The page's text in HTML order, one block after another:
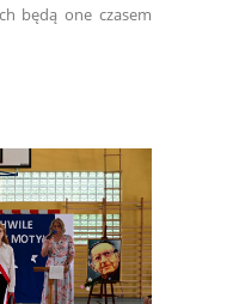
będą one czasem